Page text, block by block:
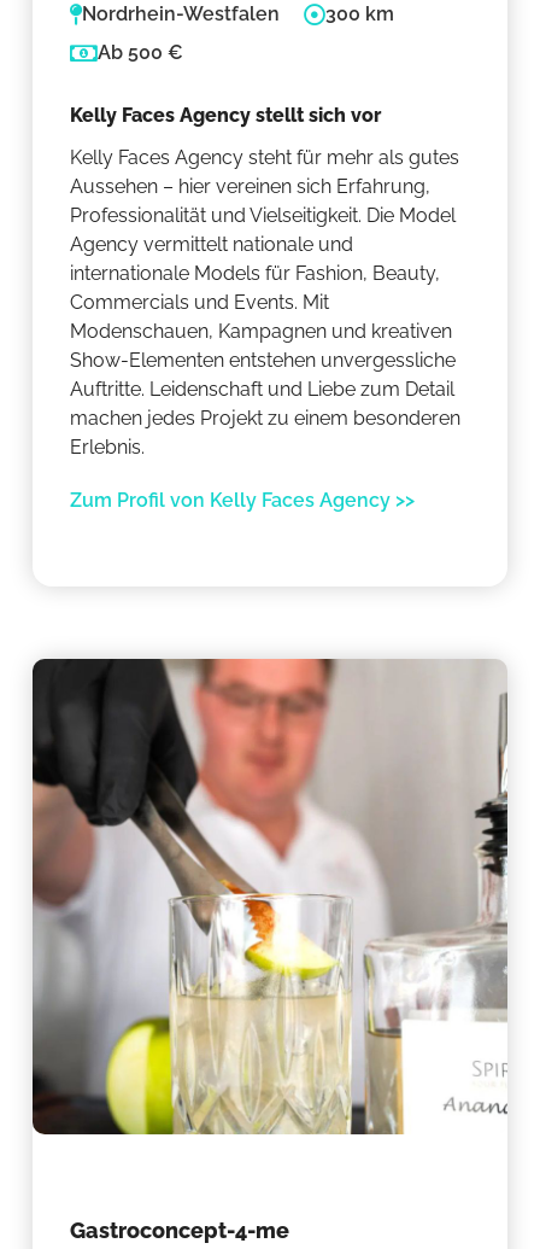
Nordrhein-Westfalen
300 km
Ab 500 €
Kelly Faces Agency stellt sich vor
Kelly Faces Agency steht für mehr als gutes
Aussehen – hier vereinen sich Erfahrung,
Professionalität und Vielseitigkeit. Die Model
Agency vermittelt nationale und
internationale Models für Fashion, Beauty,
Commercials und Events. Mit
Modenschauen, Kampagnen und kreativen
Show-Elementen entstehen unvergessliche
Auftritte. Leidenschaft und Liebe zum Detail
machen jedes Projekt zu einem besonderen
Erlebnis.
Zum Profil von Kelly Faces Agency >>
Gastroconcept-4-me